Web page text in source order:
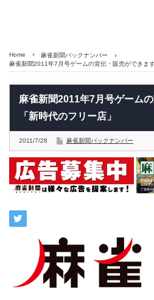
Home
麻雀新聞バックナンバー
麻雀新聞2011年7月号ゲームの宣伝・販売ができま
麻雀新聞2011年7月号ゲーム
「新時代のフリー店」
2011/7/28 麻雀新聞バックナンバー